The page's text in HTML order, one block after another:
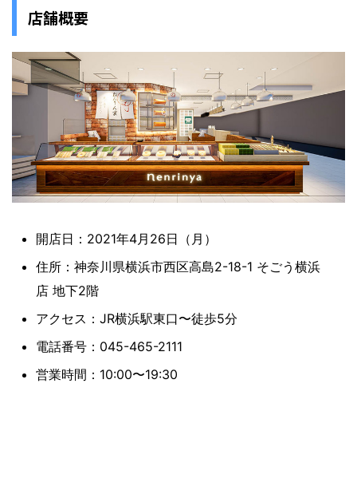
店舗概要
開店日：2021年4月26日（月）
住所：神奈川県横浜市西区高島2-18-1 そごう横浜
店 地下2階
アクセス：JR横浜駅東口〜徒歩5分
電話番号：045-465-2111
営業時間：10:00〜19:30